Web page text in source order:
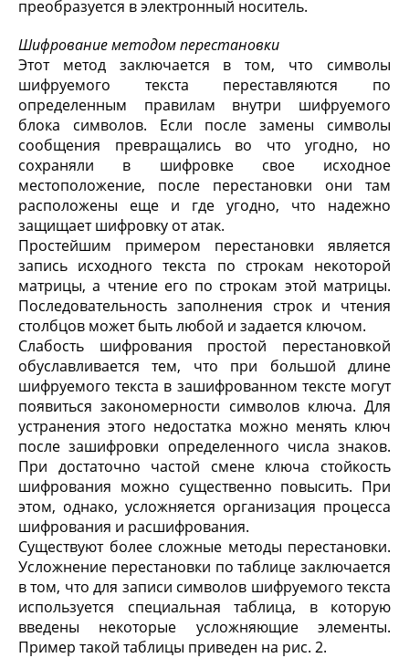
преобразуется в электронный носитель.
Шифрование методом перестановки
Этот метод заключается в том, что символы
шифруемого текста переставляются по
определенным правилам внутри шифруемого
блока символов. Если после замены символы
сообщения превращались во что угодно, но
сохраняли в шифровке свое исходное
местоположение, после перестановки они там
расположены еще и где угодно, что надежно
защищает шифровку от атак.
Простейшим примером перестановки является
запись исходного текста по строкам некоторой
матрицы, а чтение его по строкам этой матрицы.
Последовательность заполнения строк и чтения
столбцов может быть любой и задается ключом.
Слабость шифрования простой перестановкой
обуславливается тем, что при большой длине
шифруемого текста в зашифрованном тексте могут
появиться закономерности символов ключа. Для
устранения этого недостатка можно менять ключ
после зашифровки определенного числа знаков.
При достаточно частой смене ключа стойкость
шифрования можно существенно повысить. При
этом, однако, усложняется организация процесса
шифрования и расшифрования.
Существуют более сложные методы перестановки.
Усложнение перестановки по таблице заключается
в том, что для записи символов шифруемого текста
используется специальная таблица, в которую
введены некоторые усложняющие элементы.
Пример такой таблицы приведен на рис. 2.